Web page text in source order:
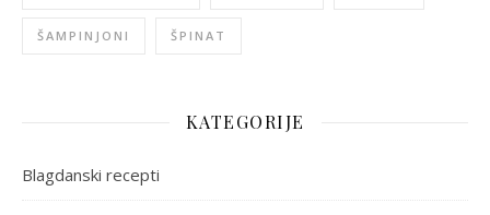
ŠAMPINJONI ŠPINAT
KATEGORIJE
Blagdanski recepti